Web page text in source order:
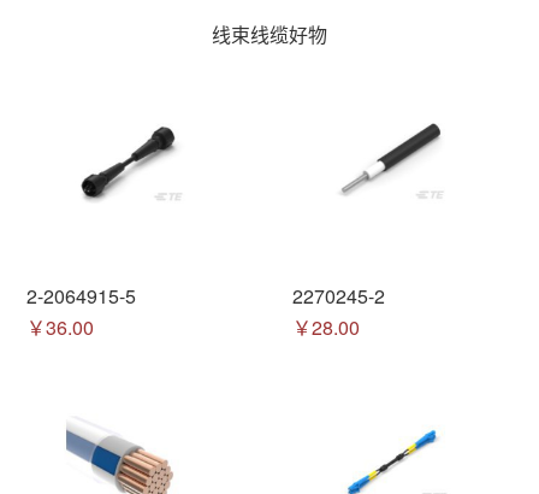
线束线缆好物
2-2064915-5
￥36.00
2270245-2
￥28.00